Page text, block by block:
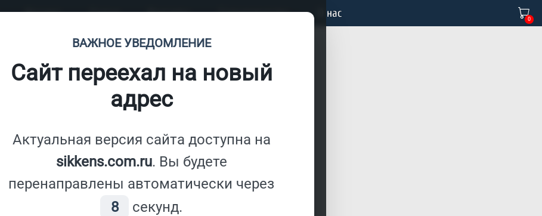
Каталог Статьи Контакты Сотрудничество О нас 0
Свяжитесь с нами
8 800 201 47 11
Все звонки по России бесплатны
Москва ,ул. Перовская д.65. стр. 3
ВАЖНОЕ УВЕДОМЛЕНИЕ
Сайт переехал на новый
адрес
Актуальная версия сайта доступна на
sikkens.com.ru. Вы будете
перенаправлены автоматически через
7
секунд.